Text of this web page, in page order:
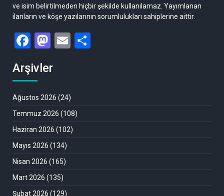
ve isim belirtilmeden hiçbir şekilde kullanılamaz. Yayımlanan
ilanların ve köşe yazılarının sorumlulukları sahiplerine aittir.
Facebook
Mastodon
Email
Arşivler
Ağustos 2026 (24)
Temmuz 2026 (108)
Haziran 2026 (102)
Mayıs 2026 (134)
Nisan 2026 (165)
Mart 2026 (135)
Şubat 2026 (129)